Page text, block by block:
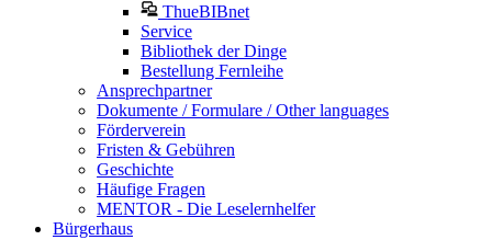
ThueBIBnet
Service
Bibliothek der Dinge
Bestellung Fernleihe
Ansprechpartner
Dokumente / Formulare / Other languages
Förderverein
Fristen & Gebühren
Geschichte
Häufige Fragen
MENTOR - Die Leselernhelfer
Bürgerhaus